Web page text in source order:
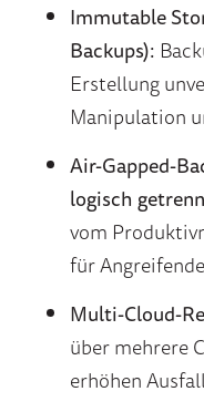
Immutable
Backups):
Erstellung
Manipulation
Air-Gapped-
logisch
vom
für
Multi-Cloud-
über mehrere
erhöhen